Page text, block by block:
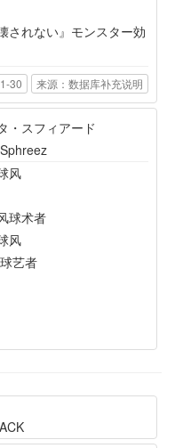
されない』モンスター効
30 来源：数据库补充说明
・スフィアード
风
球术者
风
艺者